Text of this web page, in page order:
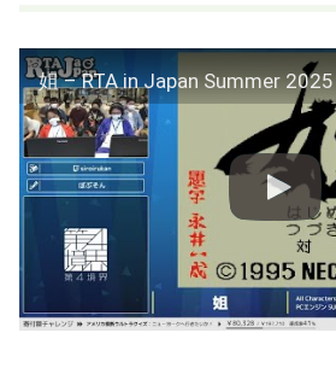
姐 – RTA in Japan Summer 2025